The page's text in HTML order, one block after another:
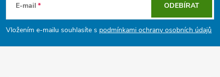
p
a
E-mail
Vložením e-mailu souhlasíte s podmínkami ochrany osobních údajů
ODEBÍRAT